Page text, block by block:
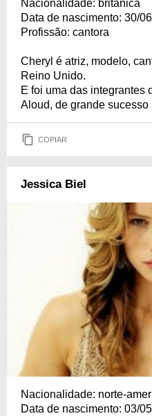
Nacionalidade: britânica
Data de nascimento: 30/
Profissão: cantora
Cheryl é atriz, modelo,
Reino Unido.
E foi uma das integrantes
Aloud, de grande sucesso
COPIAR
Jessica Biel
Nacionalidade: norte-
Data de nascimento: 03/